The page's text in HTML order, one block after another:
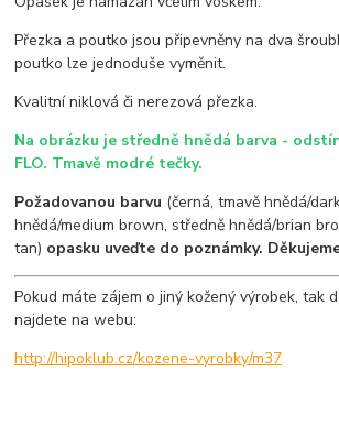
Přezka a poutko jsou připevněny na dva
poutko lze jednoduše vyměnit.
Kvalitní niklová či nerezová přezka.
Na obrázku je středně hnědá barva -
FLO. Tmavě modré tečky.
Požadovanou barvu (černá, tmavě hnědá/
hnědá/medium brown, středně hnědá/brian
tan) opasku uveďte do poznámky.
Pokud máte zájem o jiný kožený výrobek, tak
najdete na webu:
http://hipoklub.cz/kozene-vyrobky/m37